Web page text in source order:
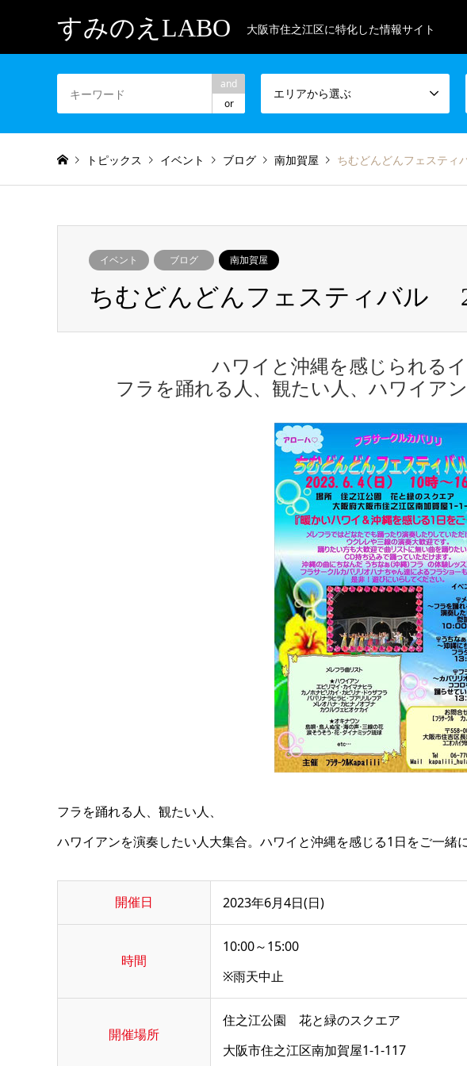
すみのえLABO 大阪市住之江区に特化した情報サイト
and
or
エリアから選ぶ
トピックス イベント ブログ 南加賀屋 ちむどんどんフェステ
イベント ブログ 南加賀屋
ちむどんどんフェスティバル
ハワイと沖縄を感じられるイ
フラを踊れる人、観たい人、ハワイア
フラを踊れる人、観たい人、
ハワイアンを演奏したい人大集合。ハワイと沖縄を感じる1日をご一緒に
開催日 2023年6月4日(日)
時間
10:00～15:00
※雨天中止
開催場所
住之江公園 花と緑のスクエア
大阪市住之江区南加賀屋1-1-117